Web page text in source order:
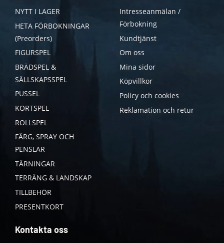
NYTT I LAGER
HETA FÖRBOKNINGAR
(Preorders)
FIGURSPEL
BRÄDSPEL &
SÄLLSKAPSSPEL
PUSSEL
KORTSPEL
ROLLSPEL
FÄRG, SPRAY OCH
PENSLAR
TÄRNINGAR
TERRÄNG & LANDSKAP
TILLBEHÖR
PRESENTKORT
Intresseanmälan /
Förbokning
Kundtjänst
Om oss
Mina sidor
Köpvillkor
Policy och cookies
Reklamation och retur
Kontakta oss